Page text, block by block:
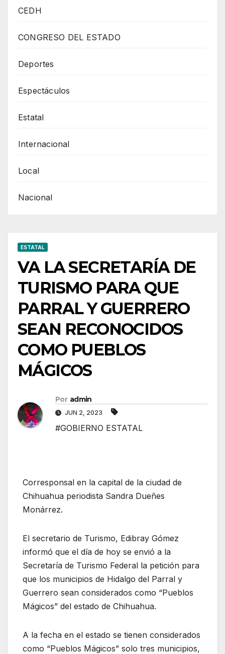
PARA
PARRAL
CEDH
CONGRESO DEL ESTADO
Deportes
Espectáculos
Estatal
Internacional
Local
Nacional
ESTATAL
VA LA SECRETARÍA DE
TURISMO PARA QUE
PARRAL Y GUERRERO
SEAN RECONOCIDOS
COMO PUEBLOS
MÁGICOS
Por admin
JUN 2, 2023
#GOBIERNO ESTATAL
Corresponsal en la capital de la ciudad de
Chihuahua periodista Sandra Dueñes
Monárrez.
El secretario de Turismo, Edibray Gómez
informó que el día de hoy se envió a la
Secretaría de Turismo Federal la petición para
que los municipios de Hidalgo del Parral y
Guerrero sean considerados como “Pueblos
Mágicos” del estado de Chihuahua.
A la fecha en el estado se tienen considerados
como “Pueblos Mágicos” solo tres municipios,